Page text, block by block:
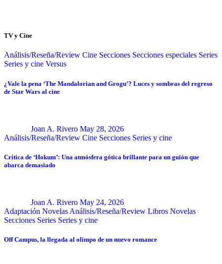
TV y Cine
Análisis/Reseña/Review Cine Secciones Secciones especiales Series
Series y cine Versus
¿Vale la pena ‘The Mandalorian and Grogu’? Luces y sombras del regreso
de Star Wars al cine
Joan A. Rivero May 28, 2026
Análisis/Reseña/Review Cine Secciones Series y cine
Crítica de ‘Hokum’: Una atmósfera gótica brillante para un guión que
abarca demasiado
Joan A. Rivero May 24, 2026
Adaptación Novelas Análisis/Reseña/Review Libros Novelas
Secciones Series Series y cine
Off Campus, la llegada al olimpo de un nuevo romance